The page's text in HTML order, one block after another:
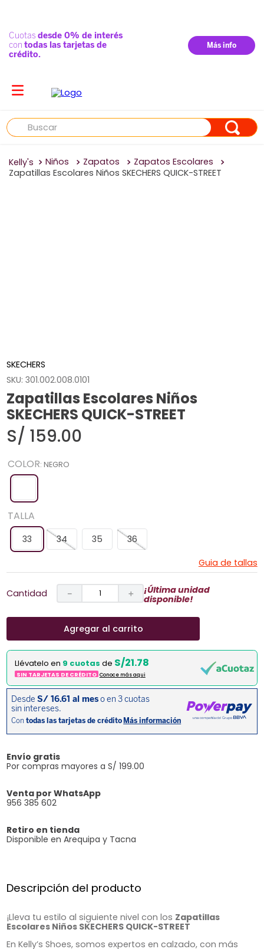
Buscar
Niños Zapatos
Zapatos Escolares
Zapatillas Escolares Niños SKECHERS QUICK-STREET
SKECHERS
SKU:301.002.008.0101
Zapatillas Escolares Niños
SKECHERS QUICK-STREET
S/ 159.00
COLOR: NEGRO
TALLA
33 34 35
36
Guia de tallas
Cantidad ＋
－
¡Última unidad
disponible!
Agregar al carrito
Llévatelo en 9 cuotas de S/21.78
SIN TARJETAS DE CRÉDITO Conoce más aqui
Envío gratis
Por compras mayores a S/ 199.00
Venta por WhatsApp
956 385 602
Retiro en tienda
Disponible en Arequipa y Tacna
Descripción del producto
¡Lleva tu estilo al siguiente nivel con los Zapatillas
Escolares Niños SKECHERS QUICK-STREET
En Kelly’s Shoes, somos expertos en calzado, con más